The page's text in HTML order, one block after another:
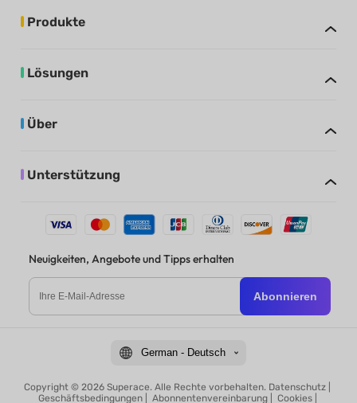
Produkte
Lösungen
Über
Unterstützung
Neuigkeiten, Angebote und Tipps erhalten
Abonnieren
German - Deutsch
Copyright © 2026 Superace. Alle Rechte vorbehalten. Datenschutz
Geschäftsbedingungen| Abonnentenvereinbarung| Cookies|